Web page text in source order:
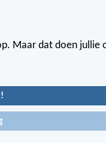
Maar dat doen jullie